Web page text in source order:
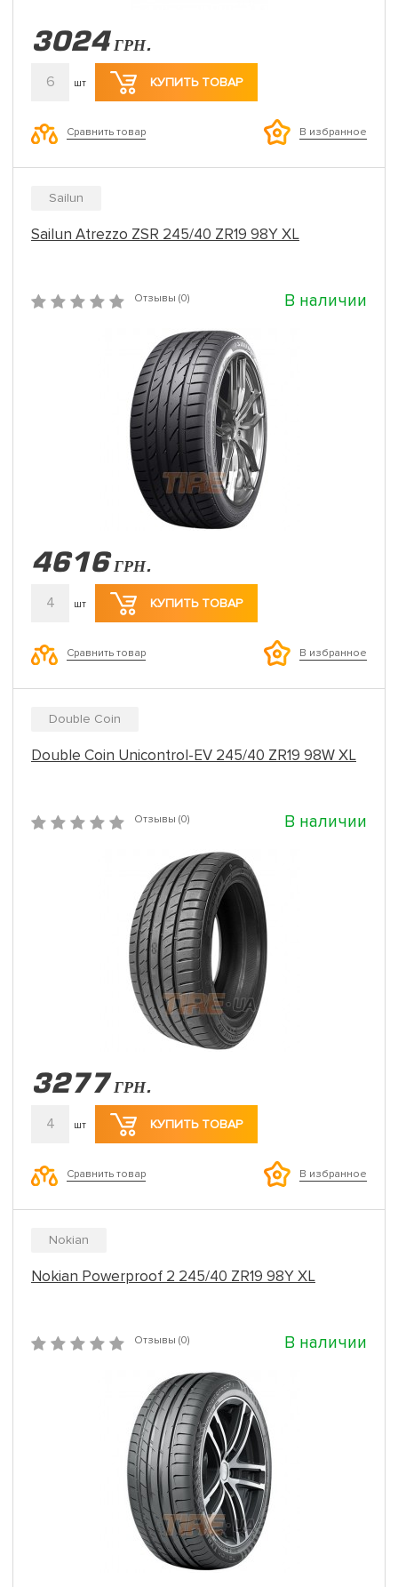
3024 ГРН.
6 шт КУПИТЬ ТОВАР
Сравнить товар В избранное
Sailun
Sailun Atrezzo ZSR 245/40 ZR19 98Y XL
Отзывы (0) В наличии
4616 ГРН.
4 шт КУПИТЬ ТОВАР
Сравнить товар В избранное
Double Coin
Double Coin Unicontrol-EV 245/40 ZR19 98W XL
Отзывы (0) В наличии
3277 ГРН.
4 шт КУПИТЬ ТОВАР
Сравнить товар В избранное
Nokian
Nokian Powerproof 2 245/40 ZR19 98Y XL
Отзывы (0) В наличии